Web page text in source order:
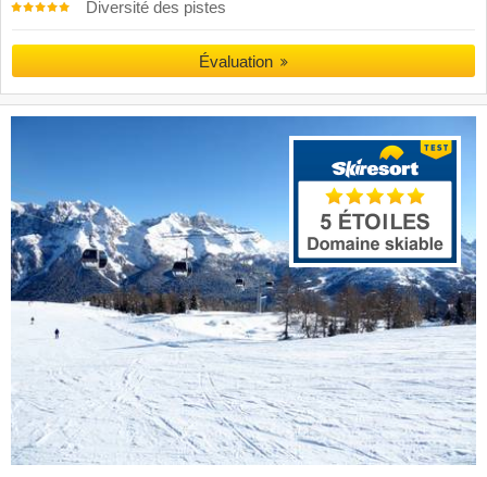
Diversité des pistes
Évaluation